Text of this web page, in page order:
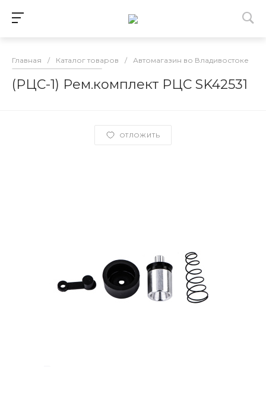
Главная / Каталог товаров / Автомагазин во Владивостоке
(РЦС-1) Рем.комплект РЦС SK42531
ОТЛОЖИТЬ